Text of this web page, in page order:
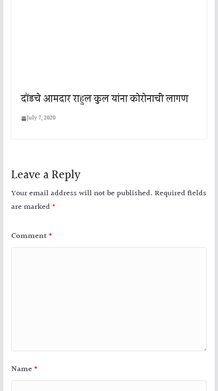
दौंडचे आमदार राहुल कुल यांना कोरोनाची लागण
July 7, 2020
Leave a Reply
Your email address will not be published. Required fields
are marked *
Comment *
Name *